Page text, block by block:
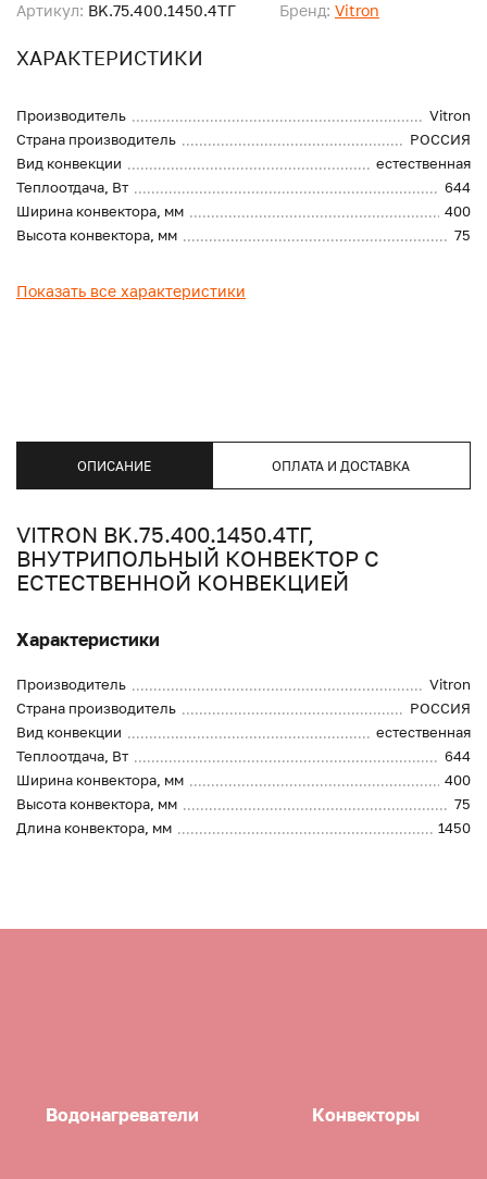
Артикул: BK.75.400.1450.4ТГ Бренд: Vitron
ХАРАКТЕРИСТИКИ
Производитель
Vitron
Страна производитель
РОССИЯ
Вид конвекции
естественная
Теплоотдача, Вт
644
Ширина конвектора, мм
400
Высота конвектора, мм
75
Показать все характеристики
ОПИСАНИЕ ОПЛАТА И ДОСТАВКА
VITRON BK.75.400.1450.4ТГ,
ВНУТРИПОЛЬНЫЙ КОНВЕКТОР С
ЕСТЕСТВЕННОЙ КОНВЕКЦИЕЙ
Характеристики
Производитель
Vitron
Страна производитель
РОССИЯ
Вид конвекции
естественная
Теплоотдача, Вт
644
Ширина конвектора, мм
400
Высота конвектора, мм
75
Длина конвектора, мм
1450
Водонагреватели Конвекторы